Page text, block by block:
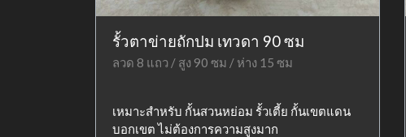
รั้วตาข่ายถักปม เทวดา 90 ซม
ลวด 8 แถว / สูง 90 ซม / ห่าง 15 ซม
เหมาะสำหรับ กั้นสวนหย่อม รั้วเตี้ย กั้นเขตแดน
บอกเขต ไม่ต้องการความสูงมาก